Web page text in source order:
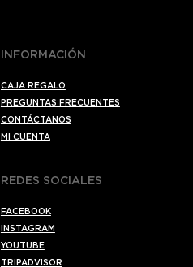
INFORMACIÓN
CAJA REGALO
PREGUNTAS FRECUENTES
CONTÁCTANOS
MI CUENTA
REDES SOCIALES
FACEBOOK
INSTAGRAM
YOUTUBE
TRIPADVISOR